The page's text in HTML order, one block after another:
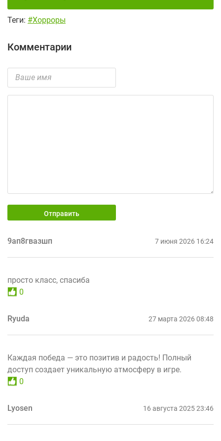
Теги: #Хорроры
Комментарии
Отправить
9ап8гвазшп 7 июня 2026 16:24
просто класс, спасиба
0
Ryuda 27 марта 2026 08:48
Каждая победа — это позитив и радость! Полный
доступ создает уникальную атмосферу в игре.
0
Lyosen 16 августа 2025 23:46